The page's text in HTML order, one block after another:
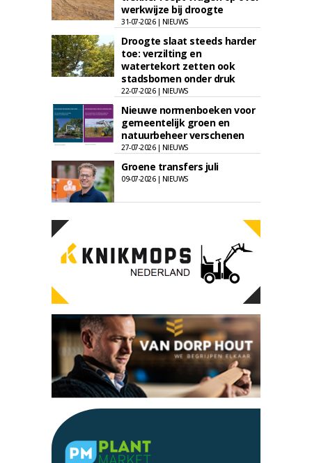
werkwijze bij droogte
31-07-2026 | NIEUWS
Droogte slaat steeds harder
toe: verzilting en
watertekort zetten ook
stadsbomen onder druk
22-07-2026 | NIEUWS
Nieuwe normenboeken voor
gemeentelijk groen en
natuurbeheer verschenen
27-07-2026 | NIEUWS
Groene transfers juli
09-07-2026 | NIEUWS